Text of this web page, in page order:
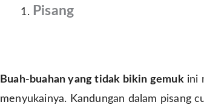
Pisang
Buah-buahan yang tidak bikin gemukini
menyukainya. Kandungan dalam pisang